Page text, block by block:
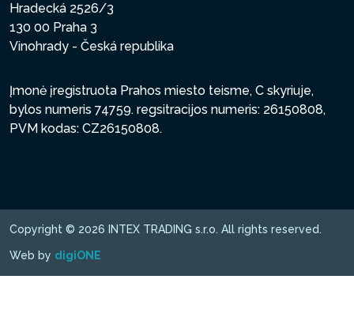
Hradecká 2526/3
130 00 Praha 3
Vinohrady - Česká republika
Įmonė įregistruota Prahos miesto teisme, C skyriuje,
bylos numeris 74759. regsitracijos numeris: 26150808,
PVM kodas: CZ26150808.
Copyright © 2026 INTEX TRADING s.r.o. All rights reserved.
Web by digiONE